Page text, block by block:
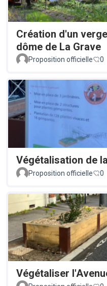
Création d'un
dôme de La Grave
Proposition officielle 0
Végétalisation de
Proposition officielle
0
Végétaliser